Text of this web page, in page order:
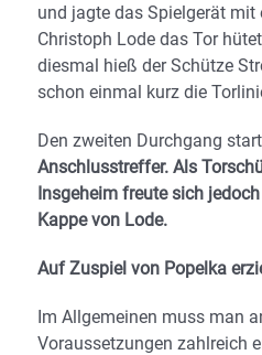
und jagte das Spielgerät
Christoph Lode das Tor
diesmal hieß der Schütze
schon einmal kurz die
Den zweiten Durchgang
Anschlusstreffer. Als
Insgeheim freute sich
Kappe von Lode.
Auf Zuspiel von Popelka
Im Allgemeinen muss man
Voraussetzungen zahlreich